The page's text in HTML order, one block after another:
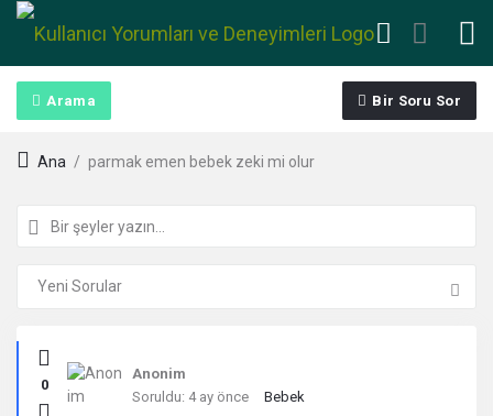
Arama Bir Soru Sor
Ana / parmak emen bebek zeki mi olur
Kullanıcı
Yorumları
0
Anonim
Soruldu: 4 ay önce Bebek